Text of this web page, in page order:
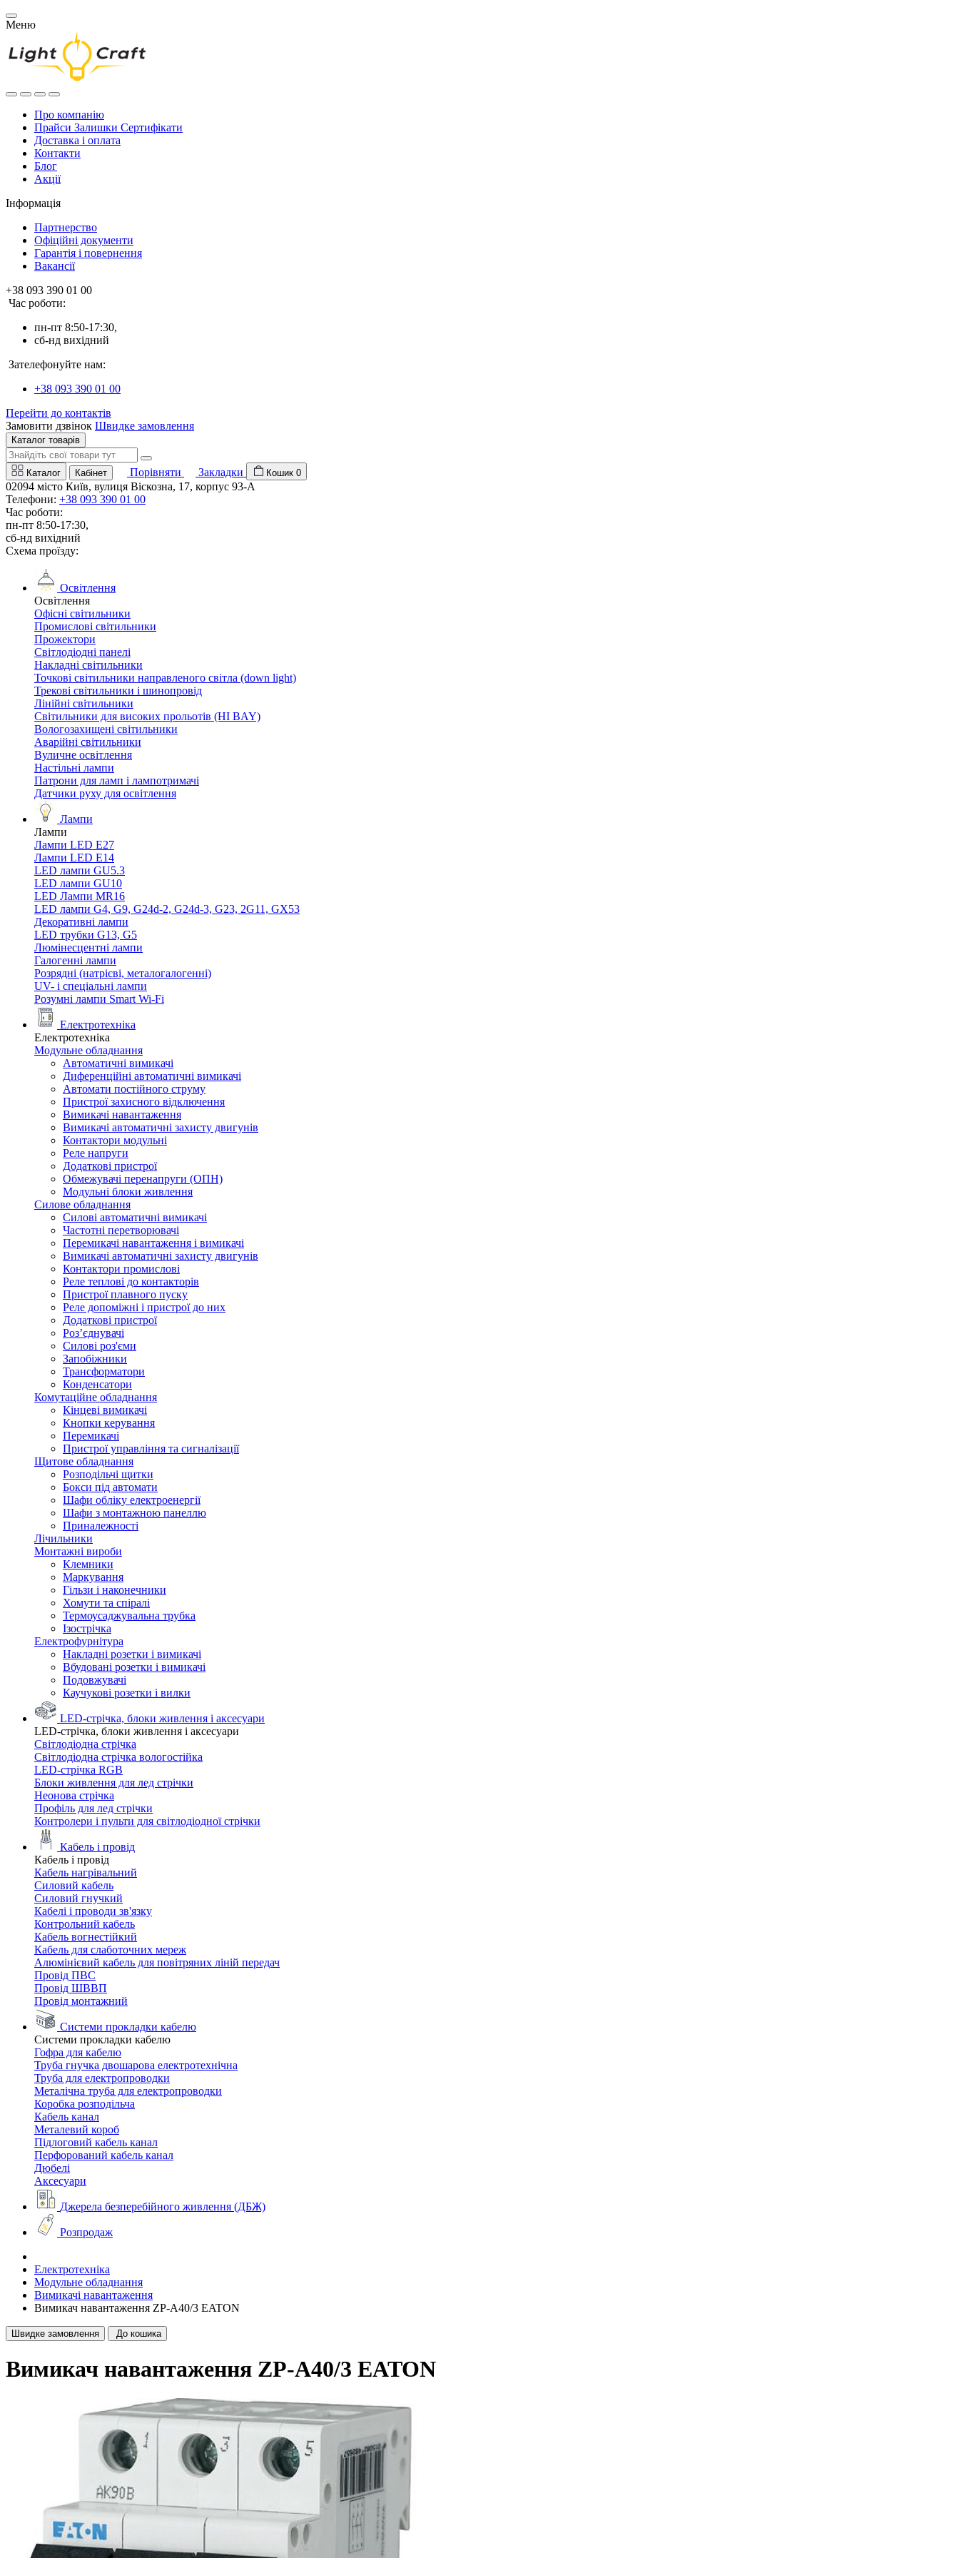
Меню
Про компанію
Прайси Залишки Сертифікати
Доставка і оплата
Контакти
Блог
Акції
Інформація
Партнерство
Офіційні документи
Гарантія і повернення
Вакансії
+38 093 390 01 00
Час роботи:
пн-пт 8:50-17:30,
сб-нд вихідний
Зателефонуйте нам:
+38 093 390 01 00
Перейти до контактів
Замовити дзвінок Швидке замовлення
Каталог товарів
Каталог Кабінет Порівняти Закладки Кошик 0
02094 місто Київ, вулиця Віскозна, 17, корпус 93-А
Телефони: +38 093 390 01 00
Час роботи:
пн-пт 8:50-17:30,
сб-нд вихідний
Схема проїзду:
Освітлення
Освітлення
Офісні світильники
Промислові світильники
Прожектори
Світлодіодні панелі
Накладні світильники
Точкові світильники направленого світла (down light)
Трекові світильники і шинопровід
Лінійні світильники
Світильники для високих прольотів (HI BAY)
Вологозахищені світильники
Аварійні світильники
Вуличне освітлення
Настільні лампи
Патрони для ламп і лампотримачі
Датчики руху для освітлення
Лампи
Лампи
Лампи LED E27
Лампи LED Е14
LED лампи GU5.3
LED лампи GU10
LED Лампи MR16
LED лампи G4, G9, G24d-2, G24d-3, G23, 2G11, GX53
Декоративні лампи
LED трубки G13, G5
Люмінесцентні лампи
Галогенні лампи
Розрядні (натрієві, металогалогенні)
UV- і спеціальні лампи
Розумні лампи Smart Wi-Fi
Електротехніка
Електротехніка
Модульне обладнання
Автоматичні вимикачі
Диференційні автоматичні вимикачі
Автомати постійного струму
Пристрої захисного відключення
Вимикачі навантаження
Вимикачі автоматичні захисту двигунів
Контактори модульні
Реле напруги
Додаткові пристрої
Обмежувачі перенапруги (ОПН)
Модульні блоки живлення
Силове обладнання
Силові автоматичні вимикачі
Частотні перетворювачі
Перемикачі навантаження і вимикачі
Вимикачі автоматичні захисту двигунів
Контактори промислові
Реле теплові до контакторів
Пристрої плавного пуску
Реле допоміжні і пристрої до них
Додаткові пристрої
Роз’єднувачі
Силові роз'єми
Запобіжники
Трансформатори
Конденсатори
Комутаційне обладнання
Кінцеві вимикачі
Кнопки керування
Перемикачі
Пристрої управління та сигналізації
Щитове обладнання
Розподільчі щитки
Бокси під автомати
Шафи обліку електроенергії
Шафи з монтажною панеллю
Приналежності
Лічильники
Монтажні вироби
Клемники
Маркування
Гільзи і наконечники
Хомути та спіралі
Термоусаджувальна трубка
Ізострічка
Електрофурнітура
Накладні розетки і вимикачі
Вбудовані розетки і вимикачі
Подовжувачі
Каучукові розетки і вилки
LED-стрічка, блоки живлення і аксесуари
LED-стрічка, блоки живлення і аксесуари
Світлодіодна стрічка
Світлодіодна стрічка вологостійка
LED-стрічка RGB
Блоки живлення для лед стрічки
Неонова стрічка
Профіль для лед стрічки
Контролери і пульти для світлодіодної стрічки
Кабель і провід
Кабель і провід
Кабель нагрівальний
Силовий кабель
Силовий гнучкий
Кабелі і проводи зв'язку
Контрольний кабель
Кабель вогнестійкий
Кабель для слаботочних мереж
Алюмінієвий кабель для повітряних ліній передач
Провід ПВС
Провід ШВВП
Провід монтажний
Системи прокладки кабелю
Системи прокладки кабелю
Гофра для кабелю
Труба гнучка двошарова електротехнічна
Труба для електропроводки
Металічна труба для електропроводки
Коробка розподільча
Кабель канал
Металевий короб
Підлоговий кабель канал
Перфорований кабель канал
Дюбелі
Аксесуари
Джерела безперебійного живлення (ДБЖ)
Розпродаж
Електротехніка
Модульне обладнання
Вимикачі навантаження
Вимикач навантаження ZP-A40/3 EATON
Швидке замовлення До кошика
Вимикач навантаження ZP-A40/3 EATON